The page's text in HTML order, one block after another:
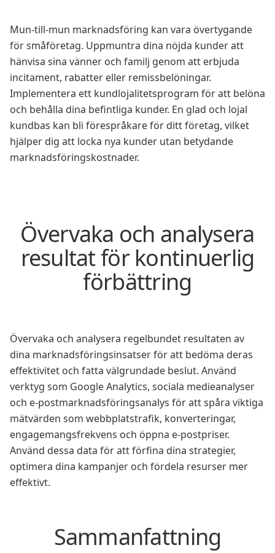
Mun-till-mun marknadsföring kan vara övertygande
för småföretag. Uppmuntra dina nöjda kunder att
hänvisa sina vänner och familj genom att erbjuda
incitament, rabatter eller remissbelöningar.
Implementera ett kundlojalitetsprogram för att belöna
och behålla dina befintliga kunder. En glad och lojal
kundbas kan bli förespråkare för ditt företag, vilket
hjälper dig att locka nya kunder utan betydande
marknadsföringskostnader.
Övervaka och analysera
resultat för kontinuerlig
förbättring
Övervaka och analysera regelbundet resultaten av
dina marknadsföringsinsatser för att bedöma deras
effektivitet och fatta välgrundade beslut. Använd
verktyg som Google Analytics, sociala medieanalyser
och e-postmarknadsföringsanalys för att spåra viktiga
mätvärden som webbplatstrafik, konverteringar,
engagemangsfrekvens och öppna e-postpriser.
Använd dessa data för att förfina dina strategier,
optimera dina kampanjer och fördela resurser mer
effektivt.
Sammanfattning